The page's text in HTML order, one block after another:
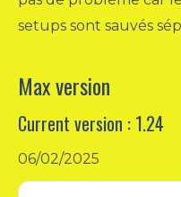
setups sont sauvés
Max version
Current version : 1.24
06/02/2025